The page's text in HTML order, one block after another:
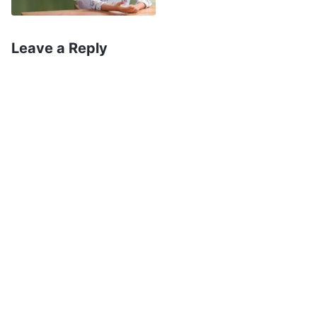
emoções. Fiquei lá, sentada, incapaz de dizer
com eles e proferisse algumas maldições, mas
Leave a Reply